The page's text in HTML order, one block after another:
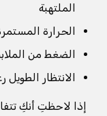
الملتهبة
الحرارة
الضغط من
الانتظار
إذا لاحظتِ أنكِ